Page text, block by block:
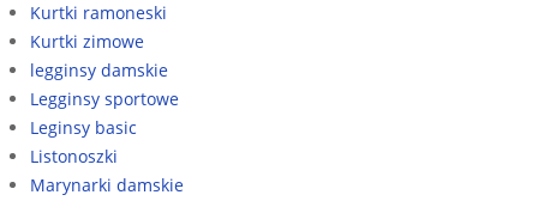
Kurtki ramoneski
Kurtki zimowe
legginsy damskie
Legginsy sportowe
Leginsy basic
Listonoszki
Marynarki damskie